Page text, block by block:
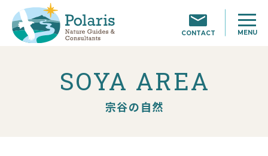
CONTACT MENU
SOYA AREA
宗谷の自然